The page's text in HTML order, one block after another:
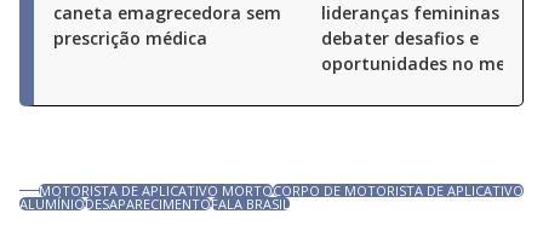
caneta emagrecedora sem
prescrição médica
lideranças femininas para
debater desafios e
oportunidades no
MOTORISTA DE APLICATIVO MORTOCORPO DE MOTORISTA DE APLICATIVO
ALUMÍNIODESAPARECIMENTOFALA BRASIL